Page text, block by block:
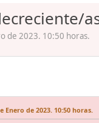
de 2023. 10:50 horas.
Enero de 2023. 10:50 horas.